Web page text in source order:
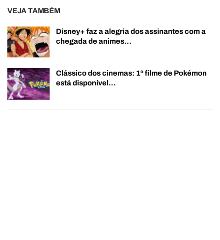
VEJA TAMBÉM
Disney+ faz a alegria dos assinantes com a
chegada de animes…
Clássico dos cinemas: 1º filme de Pokémon
está disponível…